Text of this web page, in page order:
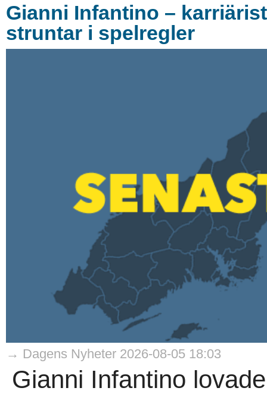
Gianni Infantino –
struntar i spelregler
→ Dagens Nyheter 2026-08-05 18:03
Gianni Infantino